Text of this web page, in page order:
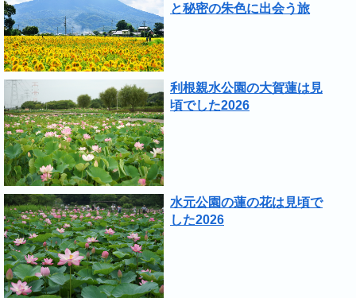
と秘密の朱色に出会う旅
利根親水公園の大賀蓮は見
頃でした2026
水元公園の蓮の花は見頃で
した2026